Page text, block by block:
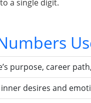
a single digit.
purpose, career
inner desires and